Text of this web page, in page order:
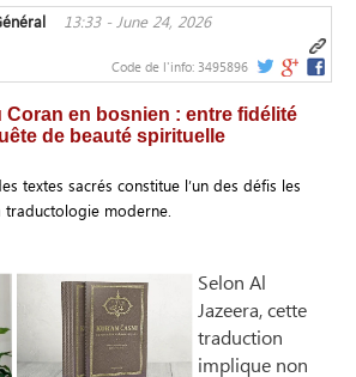
historique
13:33 - June 24, 2026
Code de l'info: 3495896
Coran en bosnien : entre fidélité
de beauté spirituelle
textes sacrés constitue l’un des défis les
moderne.
Selon Al
Jazeera, cette
traduction
implique non